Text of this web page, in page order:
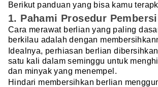
Berikut panduan yang bisa kamu
1. Pahami Prosedur
Cara merawat berlian yang paling
berkilau adalah dengan
Idealnya, perhiasan berlian
satu kali dalam seminggu untuk
dan minyak yang menempel.
Hindari membersihkan berlian